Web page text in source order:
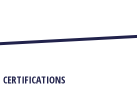
CERTIFICATIONS